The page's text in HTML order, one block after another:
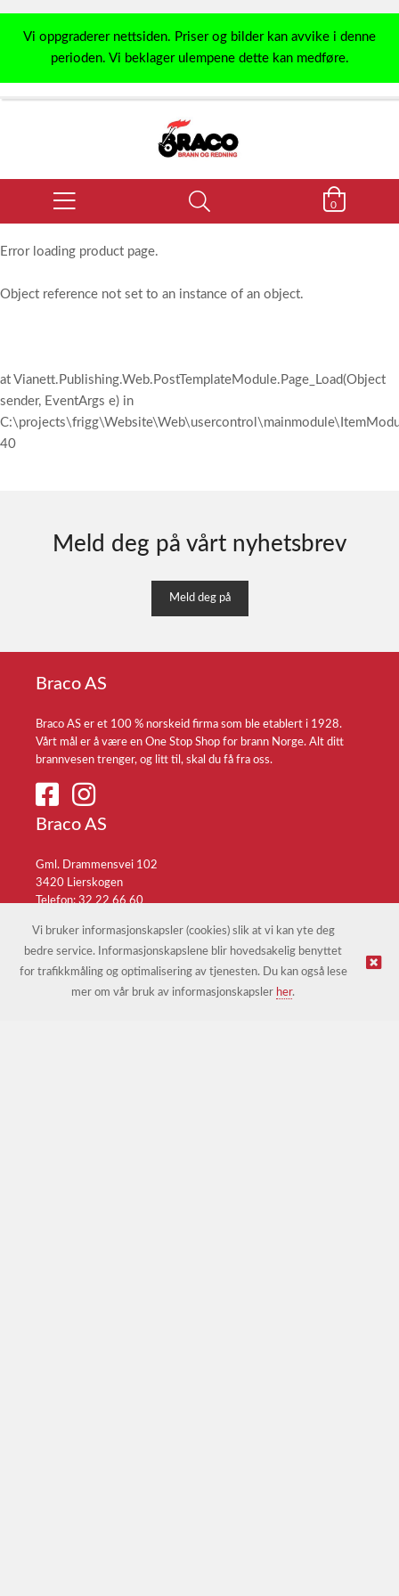
Vi oppgraderer nettsiden. Priser og bilder kan avvike i denne
perioden. Vi beklager ulempene dette kan medføre.
0
Error loading product page.
Object reference not set to an instance of an object.
at Vianett.Publishing.Web.PostTemplateModule.Page_Load(Object
sender, EventArgs e) in
40
Meld deg på vårt nyhetsbrev
Meld deg på
Braco AS
Braco AS er et 100 % norskeid firma som ble etablert i 1928.
Vårt mål er å være en One Stop Shop for brann Norge. Alt ditt
brannvesen trenger, og litt til, skal du få fra oss.
Braco AS
Gml. Drammensvei 102
3420 Lierskogen
Telefon: 32 22 66 60
© Braco AS |Design&implementasjon av Kréatif
Vi bruker informasjonskapsler (cookies) slik at vi kan yte deg
bedre service. Informasjonskapslene blir hovedsakelig benyttet
for trafikkmåling og optimalisering av tjenesten. Du kan også lese
mer om vår bruk av informasjonskapsler her.